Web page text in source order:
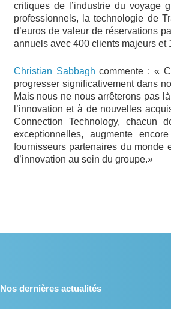
critiques de l’industrie du voyage
professionnels, la technologie de
d’euros de valeur de réservations
annuels avec 400 clients majeurs et
Christian Sabbagh commente : «
progresser significativement dans
Mais nous ne nous arrêterons pas
l’innovation et à de nouvelles
Connection Technology, chacun
exceptionnelles, augmente
fournisseurs partenaires du monde
d’innovation au sein du groupe.»
Nos dernières actualités